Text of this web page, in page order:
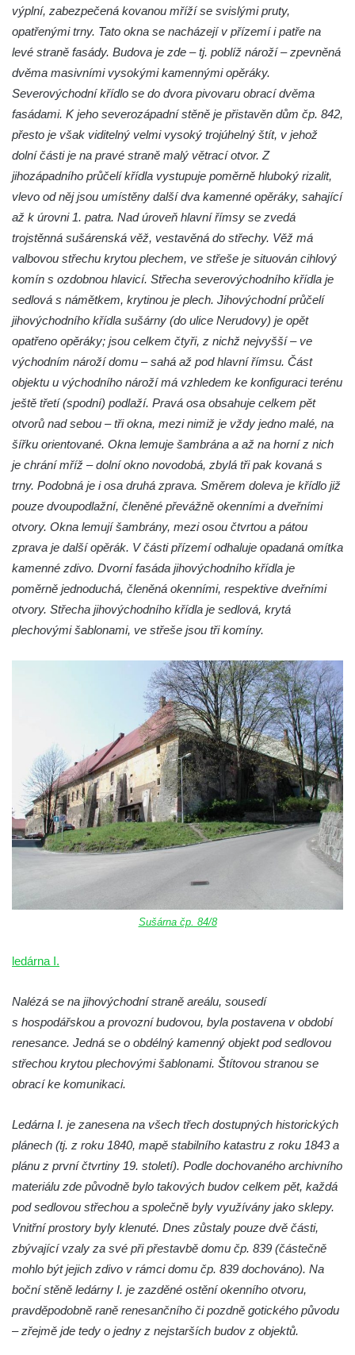
výplní, zabezpečená kovanou mříží se svislými pruty,
opatřenými trny. Tato okna se nacházejí v přízemí i patře na
levé straně fasády. Budova je zde – tj. poblíž nároží – zpevněná
dvěma masivními vysokými kamennými opěráky.
Severovýchodní křídlo se do dvora pivovaru obrací dvěma
fasádami. K jeho severozápadní stěně je přistavěn dům čp. 842,
přesto je však viditelný velmi vysoký trojúhelný štít, v jehož
dolní části je na pravé straně malý větrací otvor. Z
jihozápadního průčelí křídla vystupuje poměrně hluboký rizalit,
vlevo od něj jsou umístěny další dva kamenné opěráky, sahající
až k úrovni 1. patra. Nad úroveň hlavní římsy se zvedá
trojstěnná sušárenská věž, vestavěná do střechy. Věž má
valbovou střechu krytou plechem, ve střeše je situován cihlový
komín s ozdobnou hlavicí. Střecha severovýchodního křídla je
sedlová s námětkem, krytinou je plech. Jihovýchodní průčelí
jihovýchodního křídla sušárny (do ulice Nerudovy) je opět
opatřeno opěráky; jsou celkem čtyři, z nichž nejvyšší – ve
východním nároží domu – sahá až pod hlavní římsu. Část
objektu u východního nároží má vzhledem ke konfiguraci terénu
ještě třetí (spodní) podlaží. Pravá osa obsahuje celkem pět
otvorů nad sebou – tři okna, mezi nimiž je vždy jedno malé, na
šířku orientované. Okna lemuje šambrána a až na horní z nich
je chrání mříž – dolní okno novodobá, zbylá tři pak kovaná s
trny. Podobná je i osa druhá zprava. Směrem doleva je křídlo již
pouze dvoupodlažní, členěné převážně okenními a dveřními
otvory. Okna lemují šambrány, mezi osou čtvrtou a pátou
zprava je další opěrák. V části přízemí odhaluje opadaná omítka
kamenné zdivo. Dvorní fasáda jihovýchodního křídla je
poměrně jednoduchá, členěná okenními, respektive dveřními
otvory. Střecha jihovýchodního křídla je sedlová, krytá
plechovými šablonami, ve střeše jsou tři komíny.
Sušárna čp. 84/8
ledárna I.
Nalézá se na jihovýchodní straně areálu, sousedí
s hospodářskou a provozní budovou, byla postavena v období
renesance. Jedná se o obdélný kamenný objekt pod sedlovou
střechou krytou plechovými šablonami. Štítovou stranou se
obrací ke komunikaci.
Ledárna I. je zanesena na všech třech dostupných historických
plánech (tj. z roku 1840, mapě stabilního katastru z roku 1843 a
plánu z první čtvrtiny 19. století). Podle dochovaného archivního
materiálu zde původně bylo takových budov celkem pět, každá
pod sedlovou střechou a společně byly využívány jako sklepy.
Vnitřní prostory byly klenuté. Dnes zůstaly pouze dvě části,
zbývající vzaly za své při přestavbě domu čp. 839 (částečně
mohlo být jejich zdivo v rámci domu čp. 839 dochováno). Na
boční stěně ledárny I. je zazděné ostění okenního otvoru,
pravděpodobně raně renesančního či pozdně gotického původu
– zřejmě jde tedy o jedny z nejstarších budov z objektů.